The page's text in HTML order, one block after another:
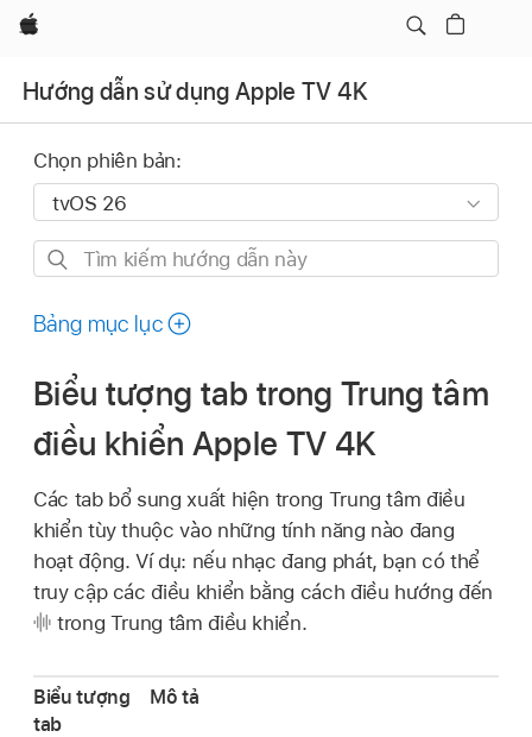
Apple
Hướng dẫn sử dụng Apple TV 4K
Chọn phiên bản:
Tìm
hướng
này
Bảng mục lục
Biểu tượng tab trong Trung tâm
điều khiển Apple TV 4K
Các tab bổ sung xuất hiện trong Trung tâm điều
khiển tùy thuộc vào những tính năng nào đang
hoạt động. Ví dụ: nếu nhạc đang phát, bạn có thể
truy cập các điều khiển bằng cách điều hướng đến
trong Trung tâm điều khiển.
Biểu tượng
tab
Mô tả